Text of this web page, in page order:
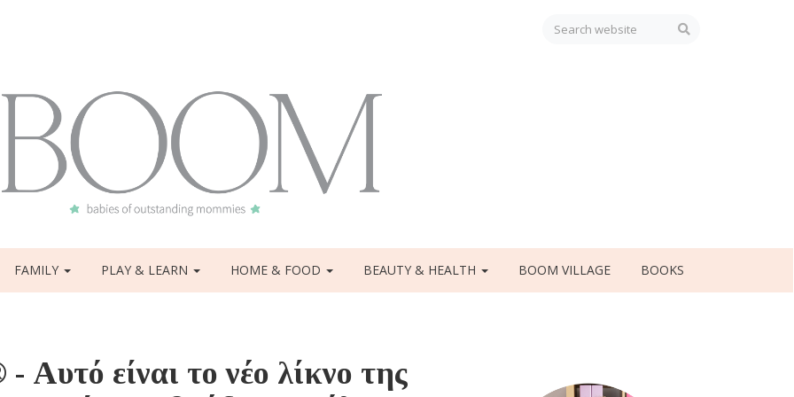
FAMILY PLAY & LEARN HOME & FOOD BEAUTY & HEALTH BOOM VILLAGE BOOKS
είναι το νέο λίκνο της